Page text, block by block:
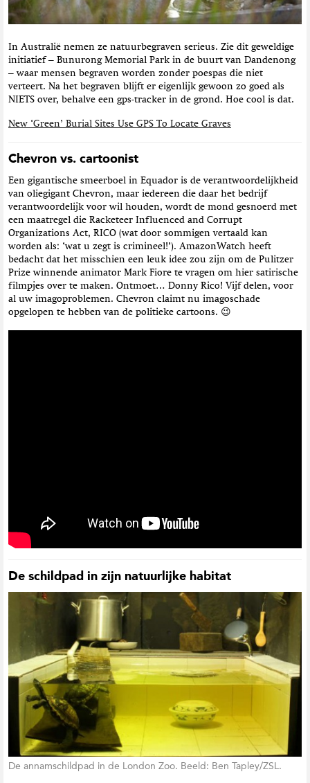
In Australië nemen ze natuurbegraven serieus. Zie dit geweldige
initiatief – Bunurong Memorial Park in de buurt van Dandenong
– waar mensen begraven worden zonder poespas die niet
verteert. Na het begraven blijft er eigenlijk gewoon zo goed als
NIETS over, behalve een gps-tracker in de grond. Hoe cool is dat.
New ‘Green’ Burial Sites Use GPS To Locate Graves
Chevron vs. cartoonist
Een gigantische smeerboel in Equador is de verantwoordelijkheid
van oliegigant Chevron, maar iedereen die daar het bedrijf
verantwoordelijk voor wil houden, wordt de mond gesnoerd met
een maatregel die Racketeer Influenced and Corrupt
Organizations Act, RICO (wat door sommigen vertaald kan
worden als: ‘wat u zegt is crimineel!’). AmazonWatch heeft
bedacht dat het misschien een leuk idee zou zijn om de Pulitzer
Prize winnende animator Mark Fiore te vragen om hier satirische
filmpjes over te maken. Ontmoet… Donny Rico! Vijf delen, voor
al uw imagoproblemen. Chevron claimt nu imagoschade
opgelopen te hebben van de politieke cartoons. 😉
De schildpad in zijn natuurlijke habitat
De annamschildpad in de London Zoo. Beeld: Ben Tapley/ZSL.